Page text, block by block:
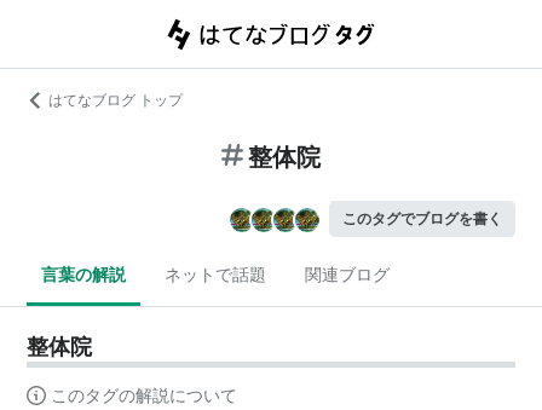
はてなブログ トップ
整体院
このタグでブログを書く
言葉の解説 ネットで話題 関連ブログ
整体院
このタグの解説について